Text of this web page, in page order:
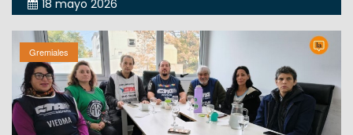
18 mayo 2026
Gremiales